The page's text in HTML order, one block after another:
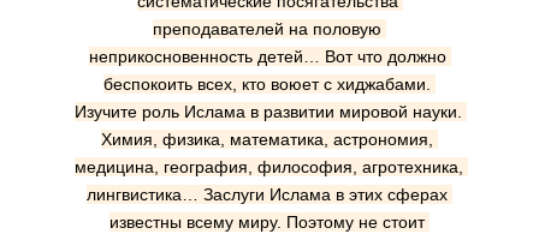
преподавателей на половую
неприкосновенность детей… Вот что должно
беспокоить всех, кто воюет с хиджабами.
Изучите роль Ислама в развитии мировой науки.
Химия, физика, математика, астрономия,
медицина, география, философия, агротехника,
лингвистика… Заслуги Ислама в этих сферах
известны всему миру. Поэтому не стоит